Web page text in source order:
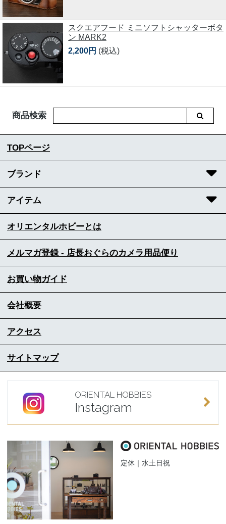
スクエアフード ミニソフトシャッターボタ
ン MARK2
2,200円 (税込)
商品検索
TOPページ
ブランド
アイテム
オリエンタルホビーとは
メルマガ登録 - 店長おぐらのカメラ用品便り
お買い物ガイド
会社概要
アクセス
サイトマップ
ORIENTAL HOBBIES
Instagram
定休｜水土日祝